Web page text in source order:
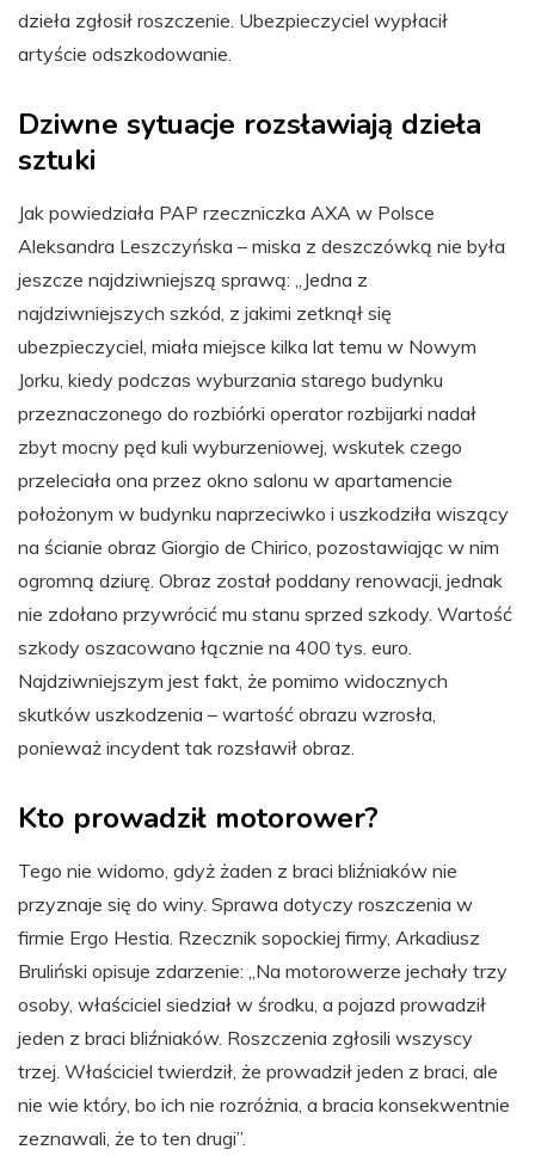
dzieła zgłosił roszczenie. Ubezpieczyciel wypłacił
artyście odszkodowanie.
Dziwne sytuacje rozsławiają dzieła
sztuki
Jak powiedziała PAP rzeczniczka AXA w Polsce
Aleksandra Leszczyńska – miska z deszczówką nie była
jeszcze najdziwniejszą sprawą: „Jedna z
najdziwniejszych szkód, z jakimi zetknął się
ubezpieczyciel, miała miejsce kilka lat temu w Nowym
Jorku, kiedy podczas wyburzania starego budynku
przeznaczonego do rozbiórki operator rozbijarki nadał
zbyt mocny pęd kuli wyburzeniowej, wskutek czego
przeleciała ona przez okno salonu w apartamencie
położonym w budynku naprzeciwko i uszkodziła wiszący
na ścianie obraz Giorgio de Chirico, pozostawiając w nim
ogromną dziurę. Obraz został poddany renowacji, jednak
nie zdołano przywrócić mu stanu sprzed szkody. Wartość
szkody oszacowano łącznie na 400 tys. euro.
Najdziwniejszym jest fakt, że pomimo widocznych
skutków uszkodzenia – wartość obrazu wzrosła,
ponieważ incydent tak rozsławił obraz.
Kto prowadził motorower?
Tego nie widomo, gdyż żaden z braci bliźniaków nie
przyznaje się do winy. Sprawa dotyczy roszczenia w
firmie Ergo Hestia. Rzecznik sopockiej firmy, Arkadiusz
Bruliński opisuje zdarzenie: „Na motorowerze jechały trzy
osoby, właściciel siedział w środku, a pojazd prowadził
jeden z braci bliźniaków. Roszczenia zgłosili wszyscy
trzej. Właściciel twierdził, że prowadził jeden z braci, ale
nie wie który, bo ich nie rozróżnia, a bracia konsekwentnie
zeznawali, że to ten drugi”.